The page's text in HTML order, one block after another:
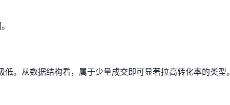
。从数据结构看，属于少量成交即可显著拉高转化率的类型。